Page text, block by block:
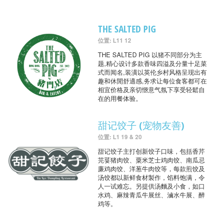
THE SALTED PIG
位置: L11 12
THE SALTED PIG 以猪不同部分为主
题,精心设计多款香味四溢及分量十足菜
式而闻名,装潢以英伦乡村风格呈现出有
趣和休閒舒適感,务求让每位食客都可在
相宜价格及亲切愜意气氛下享受轻鬆自
在的用餐体验。
甜记饺子 (宠物友善)
位置: L1 19 & 20
甜记饺子主打创新饺子口味，包括香芹
芫荽猪肉饺、粟米芝士鸡肉饺、南瓜忌
廉鸡肉饺、洋葱牛肉饺等，每款煎饺及
汤饺都以新鲜食材製作，馅料饱满，令
人一试难忘。另提供汤麵及小食，如口
水鸡、麻辣青瓜牛展丝、滷水牛展、醉
鸡等。